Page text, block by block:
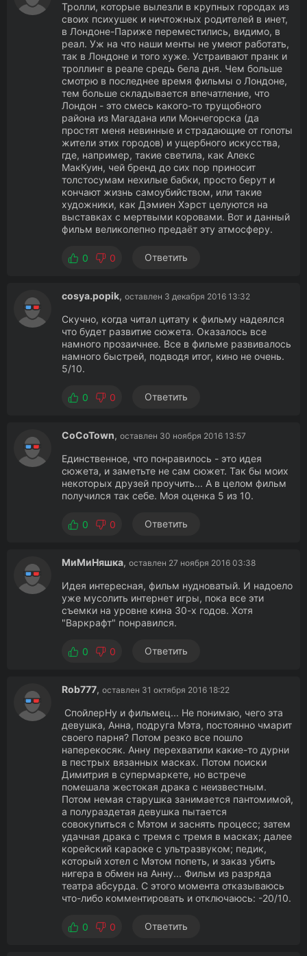
Тролли, которые вылезли в крупных городах из
своих психушек и ничтожных родителей в инет,
в Лондоне-Париже переместились, видимо, в
реал. Уж на что наши менты не умеют работать,
так в Лондоне и того хуже. Устраивают пранк и
троллинг в реале средь бела дня. Чем больше
смотрю в последнее время фильмы о Лондоне,
тем больше складывается впечатление, что
Лондон - это смесь какого-то трущобного
района из Магадана или Мончегорска (да
простят меня невинные и страдающие от гопоты
жители этих городов) и ущербного искусства,
где, например, такие светила, как Алекс
МакКуин, чей бренд до сих пор приносит
толстосумам нехилые бабки, просто берут и
кончают жизнь самоубийством, или такие
художники, как Дэмиен Хэрст целуются на
выставках с мертвыми коровами. Вот и данный
фильм великолепно предаёт эту атмосферу.
0 0 Ответить
cosya.popik, оставлен 3 декабря 2016 13:32
Скучно, когда читал цитату к фильму надеялся
что будет развитие сюжета. Оказалось все
намного прозаичнее. Все в фильме развивалось
намного быстрей, подводя итог, кино не очень.
5/10.
0 0 Ответить
CoCoTown, оставлен 30 ноября 2016 13:57
Единственное, что понравилось - это идея
сюжета, и заметьте не сам сюжет. Так бы моих
некоторых друзей проучить... А в целом фильм
получился так себе. Моя оценка 5 из 10.
0 0 Ответить
МиМиНяшка, оставлен 27 ноября 2016 03:38
Идея интересная, фильм нудноватый. И надоело
уже мусолить интернет игры, пока все эти
съемки на уровне кина 30-х годов. Хотя
"Варкрафт" понравился.
0 0 Ответить
Rob777, оставлен 31 октября 2016 18:22
СпойлерНу и фильмец... Не понимаю, чего эта
девушка, Анна, подруга Мэта, постоянно чмарит
своего парня? Потом резко все пошло
наперекосяк. Анну перехватили какие-то дурни
в пестрых вязанных масках. Потом поиски
Димитрия в супермаркете, но встрече
помешала жестокая драка с неизвестным.
Потом немая старушка занимается пантомимой,
а полураздетая девушка пытается
совокупиться с Мэтом и заснять процесс; затем
удачная драка с тремя с тремя в масках; далее
корейский караоке с ультразвуком; педик,
который хотел с Мэтом попеть, и заказ убить
нигера в обмен на Анну... Фильм из разряда
театра абсурда. С этого момента отказываюсь
что-либо комментировать и отключаюсь: -20/10.
0 0 Ответить